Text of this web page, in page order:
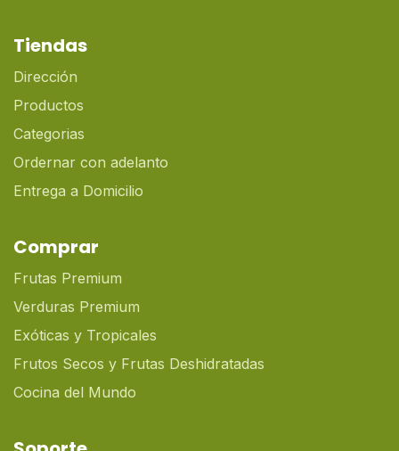
Tiendas
Dirección
Productos
Categorias
Ordernar con adelanto
Entrega a Domicilio
Comprar
Frutas Premium
Verduras Premium
Exóticas y Tropicales
Frutos Secos y Frutas Deshidratadas
Cocina del Mundo